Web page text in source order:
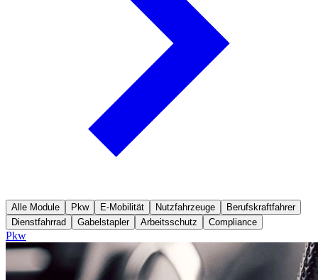
Alle Module Pkw E-Mobilität Nutzfahrzeuge
Berufskraftfahrer
Dienstfahrrad
Gabelstapler Arbeitsschutz Compliance
Pkw